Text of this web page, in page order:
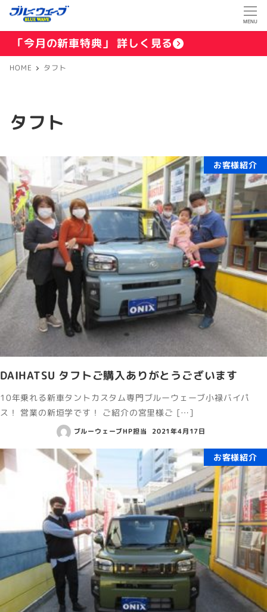
MENU
「今月の新車特典」 詳しく見る
HOME タフト
タフト
お客様紹介
DAIHATSU タフトご購入ありがとうございます
10年乗れる新車タントカスタム専門ブルーウェーブ小禄バイパ
ス！ 営業の新垣学です！ ご紹介の宮里様ご […]
ブルーウェーブHP担当 2021年4月17日
お客様紹介